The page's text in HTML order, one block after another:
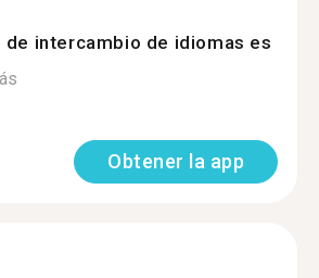
de intercambio de idiomas es
Obtener la app